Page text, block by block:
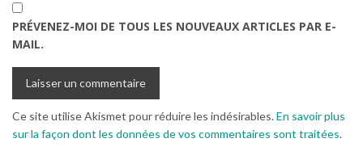
PRÉVENEZ-MOI DE TOUS LES NOUVEAUX ARTICLES PAR E-
MAIL.
Ce site utilise Akismet pour réduire les indésirables.En savoir plus
sur la façon dont les données de vos commentaires sont traitées.